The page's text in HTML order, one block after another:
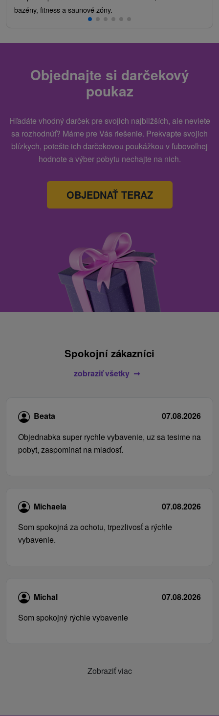
bazény, fitness a saunové zóny.
Objednajte si darčekový
poukaz
Hľadáte vhodný darček pre svojich najbližších, ale neviete
sa rozhodnúť? Máme pre Vás riešenie. Prekvapte svojich
blízkych, potešte ich darčekovou poukážkou v ľubovoľnej
hodnote a výber pobytu nechajte na nich.
OBJEDNAŤ TERAZ
Spokojní zákazníci
zobraziť všetky
Beata
07.08.2026
Objednabka super rychle vybavenie, uz sa tesime na
pobyt, zaspominat na mladosť.
Michaela
07.08.2026
Som spokojná za ochotu, trpezlivosť a rýchle
vybavenie.
Michal
07.08.2026
Som spokojný rýchle vybavenie
Zobraziť viac